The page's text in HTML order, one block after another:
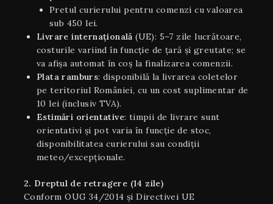
Pretul curierului pentru comenzi cu valoarea
sub 450 lei.
Livrare internaţională (UE): 5–7 zile lucrătoare,
costurile variind în funcție de țară și greutate; se
va afișa automat în coș la finalizarea comenzii.
Plata ramburs: disponibilă la livrarea coletelor
pe teritoriul României, cu un cost suplimentar de
10 lei (inclusiv TVA).
Estimări orientative: timpii de livrare sunt
orientativi şi pot varia în funcție de stoc,
disponibilitatea curierului sau condiții
meteo/excepționale.
2. Dreptul de retragere (14 zile)
Conform OUG 34/2014 și Directivei UE